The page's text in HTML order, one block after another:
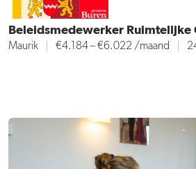
Beleidsmedewerker
Maurik €4.184 – €6.022/maand